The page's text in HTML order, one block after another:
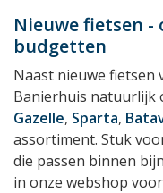
Nieuwe fietsen -
budgetten
Naast nieuwe
Banierhuis natuurlijk
Gazelle, Sparta,
assortiment. Stuk
die passen binnen
in onze webshop